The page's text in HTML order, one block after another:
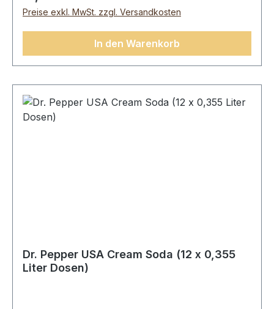
Ammoniaksulfit-Karamell, Lebensmittelsäuren:
Phosphorsäure, Zitronensäure, Aromen, Aroma:
Koffein, Süßungsmittel: Sucralose, Acesulfam
K.Durchschnittliche Nährwerte pro:100
Preise exkl. MwSt. zzgl. Versandkosten
In den Warenkorb
Dr. Pepper USA Cream Soda (12 x 0,355
Liter Dosen)